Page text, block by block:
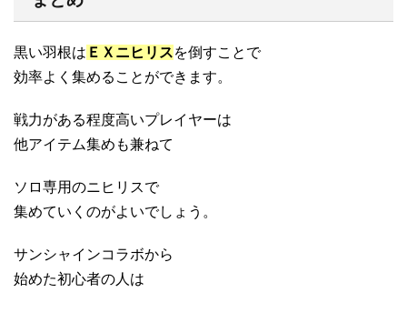
黒い羽根は ＥＸニヒリスを倒すことで
効率よく集めることができます。
戦力がある程度高いプレイヤーは
他アイテム集めも兼ねて
ソロ専用のニヒリスで
集めていくのがよいでしょう。
サンシャインコラボから
始めた初心者の人は